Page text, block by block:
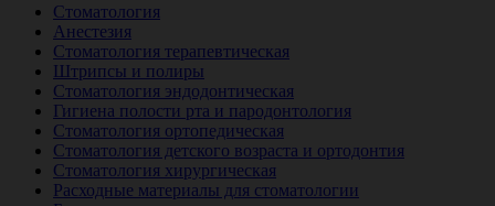
Стоматология
Анестезия
Стоматология терапевтическая
Штрипсы и полиры
Стоматология эндодонтическая
Гигиена полости рта и пародонтология
Стоматология ортопедическая
Стоматология детского возраста и ортодонтия
Стоматология хирургическая
Расходные материалы для стоматологии